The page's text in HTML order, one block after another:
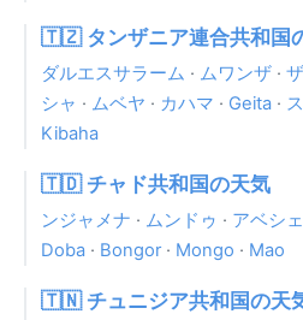
🇹🇿 タンザニア連合共和国
ダルエスサラーム · ムワンザ ·
シャ · ムベヤ · カハマ · Geita ·
Kibaha
🇹🇩 チャド共和国の天気
ンジャメナ · ムンドゥ · アベシェ
Doba · Bongor· Mongo · Mao
🇹🇳 チュニジア共和国の天